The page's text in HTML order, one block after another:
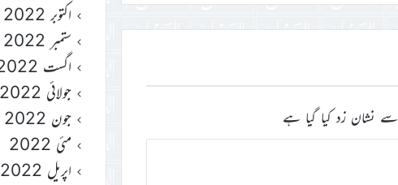
سے نشان زد کیا گیا ہے
اکتوبر 2022
ستمبر 2022
اگست 2022
جولائی 2022
جون 2022
مئی 2022
اپریل 2022